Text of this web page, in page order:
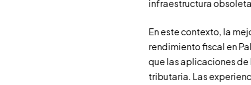
infraestructura
En este contexto, la
rendimiento fiscal en
que las aplicaciones
tributaria. Las